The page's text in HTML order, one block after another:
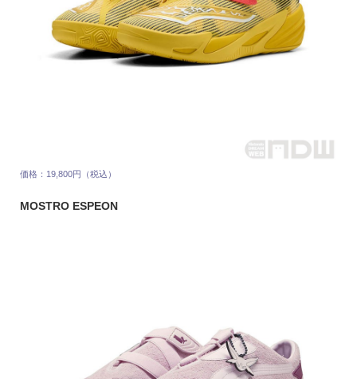
価格：19,800円（税込）
MOSTRO ESPEON